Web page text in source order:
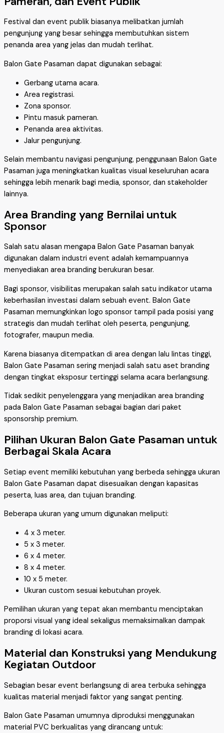
Festival dan event publik biasanya melibatkan jumlah
pengunjung yang besar sehingga membutuhkan sistem
penanda area yang jelas dan mudah terlihat.
Balon Gate Pasaman dapat digunakan sebagai:
Gerbang utama acara.
Area registrasi.
Zona sponsor.
Pintu masuk pameran.
Penanda area aktivitas.
Jalur pengunjung.
Selain membantu navigasi pengunjung, penggunaan Balon Gate
Pasaman juga meningkatkan kualitas visual keseluruhan acara
sehingga lebih menarik bagi media, sponsor, dan stakeholder
lainnya.
Area Branding yang Bernilai untuk
Sponsor
Salah satu alasan mengapa Balon Gate Pasaman banyak
digunakan dalam industri event adalah kemampuannya
menyediakan area branding berukuran besar.
Bagi sponsor, visibilitas merupakan salah satu indikator utama
keberhasilan investasi dalam sebuah event. Balon Gate
Pasaman memungkinkan logo sponsor tampil pada posisi yang
strategis dan mudah terlihat oleh peserta, pengunjung,
fotografer, maupun media.
Karena biasanya ditempatkan di area dengan lalu lintas tinggi,
Balon Gate Pasaman sering menjadi salah satu aset branding
dengan tingkat eksposur tertinggi selama acara berlangsung.
Tidak sedikit penyelenggara yang menjadikan area branding
pada Balon Gate Pasaman sebagai bagian dari paket
sponsorship premium.
Pilihan Ukuran Balon Gate Pasaman untuk
Berbagai Skala Acara
Setiap event memiliki kebutuhan yang berbeda sehingga ukuran
Balon Gate Pasaman dapat disesuaikan dengan kapasitas
peserta, luas area, dan tujuan branding.
Beberapa ukuran yang umum digunakan meliputi:
4 x 3 meter.
5 x 3 meter.
6 x 4 meter.
8 x 4 meter.
10 x 5 meter.
Ukuran custom sesuai kebutuhan proyek.
Pemilihan ukuran yang tepat akan membantu menciptakan
proporsi visual yang ideal sekaligus memaksimalkan dampak
branding di lokasi acara.
Material dan Konstruksi yang Mendukung
Kegiatan Outdoor
Sebagian besar event berlangsung di area terbuka sehingga
kualitas material menjadi faktor yang sangat penting.
Balon Gate Pasaman umumnya diproduksi menggunakan
material PVC berkualitas yang dirancang untuk: